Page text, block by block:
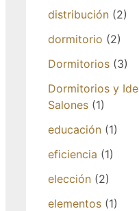
distribución (2)
dormitorio (2)
Dormitorios (3)
Dormitorios y
Salones (1)
educación (1)
eficiencia (1)
elección (2)
elementos (1)